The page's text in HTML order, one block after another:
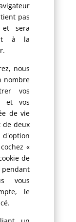
pas
et sera
à la
nous
nombre
vos
et vos
de vie
de deux
«
de
vous
le